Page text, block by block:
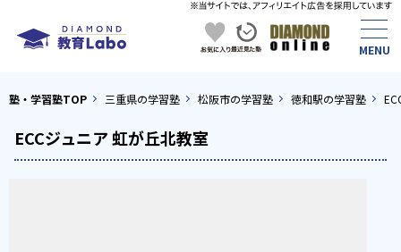
塾・学習塾TOP 三重県の学習塾 松阪市の学習塾 徳和駅の学習塾
ECCジュニア 虹が丘北教室